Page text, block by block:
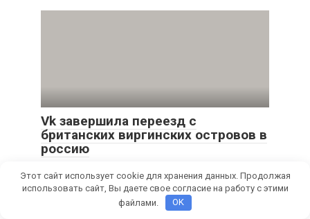
Vk завершила переезд с
британских виргинских островов в
россию
Этот сайт использует cookie для хранения данных. Продолжая
использовать сайт, Вы даете свое согласие на работу с этими
файлами.
OK